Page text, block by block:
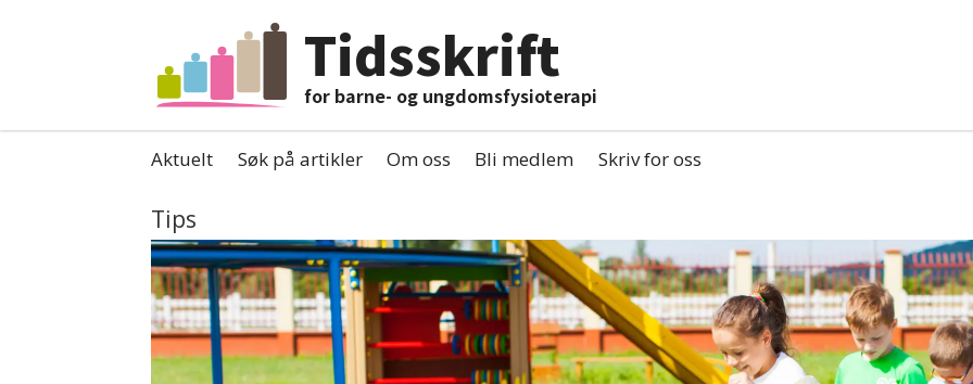
Tidsskrift
for barne- og ungdomsfysioterapi
Aktuelt Søk på artikler Om oss Bli medlem Skriv for oss
Tips